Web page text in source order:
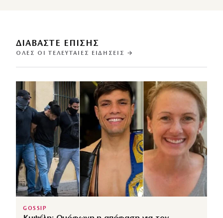
ΔΙΑΒΑΣΤΕ ΕΠΙΣΗΣ
ΌΛΕΣ ΟΙ ΤΕΛΕΥΤΑΊΕΣ ΕΙΔΉΣΕΙΣ →
GOSSIP